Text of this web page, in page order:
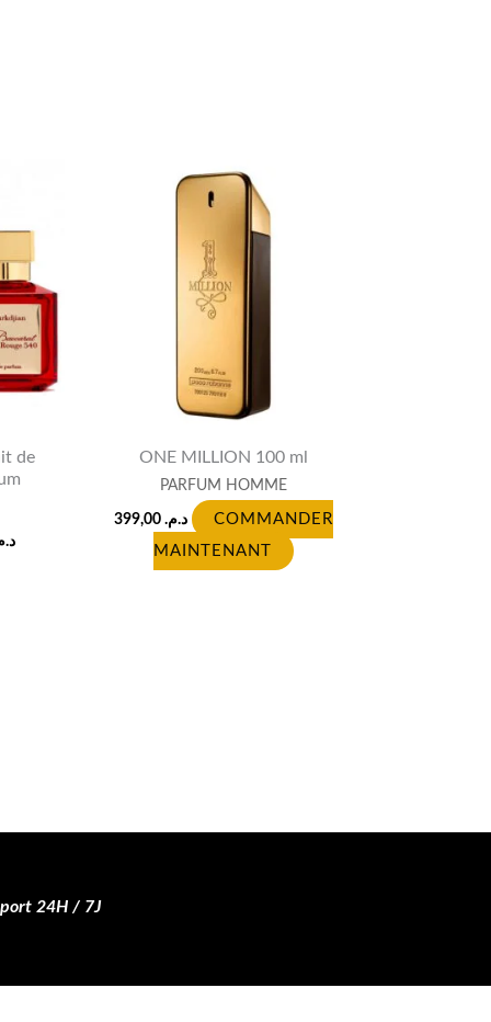
de
د.م. 1.249,00.
ONE MILLION 100 ml
PARFUM HOMME
د.م. 399,00
COMMANDER
MAINTENANT
24H / 7J